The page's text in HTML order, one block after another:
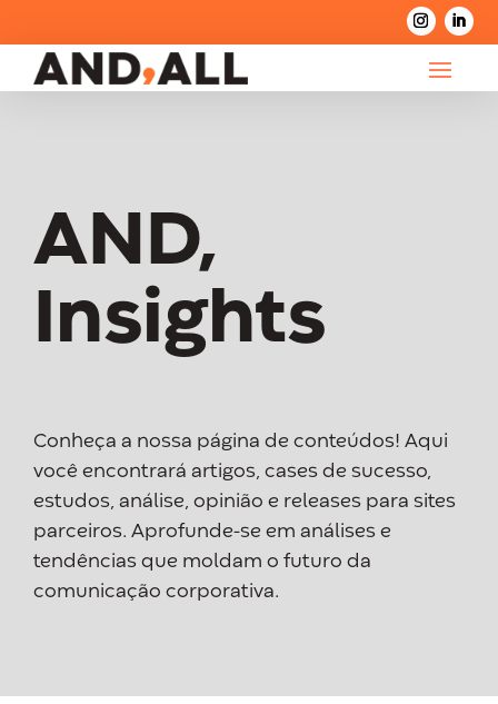
AND,
Insights
Conheça a nossa página de conteúdos! Aqui
você encontrará artigos, cases de sucesso,
estudos, análise, opinião e releases para sites
parceiros. Aprofunde-se em análises e
tendências que moldam o futuro da
comunicação corporativa.